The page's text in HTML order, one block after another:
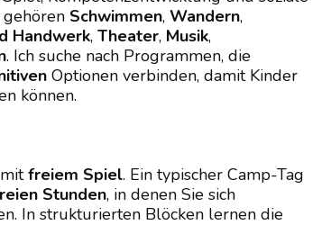
Schwimmen, Wandern,
Handwerk, Theater, Musik,
. Ich suche nach Programmen, die
Optionen verbinden, damit Kinder
können.
mitfreiem Spiel. Ein typischer Camp-Tag
Stunden, in denen Sie sich
In strukturierten Blöcken lernen die